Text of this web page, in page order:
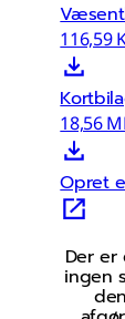
116,59
18,56
Opret
Der er
ingen